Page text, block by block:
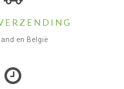
en België